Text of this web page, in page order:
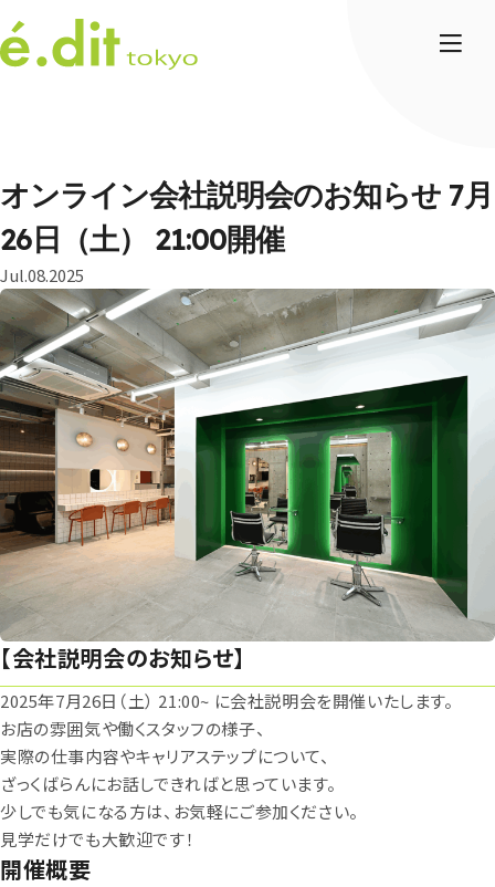
オンライン会社説明会のお知らせ 7月
26日（土） 21:00開催
Jul.08.2025
【会社説明会のお知らせ】
2025年7月26日（土） 21:00~ に会社説明会を開催いたします。
お店の雰囲気や働くスタッフの様子、
実際の仕事内容やキャリアステップについて、
ざっくばらんにお話しできればと思っています。
少しでも気になる方は、お気軽にご参加ください。
見学だけでも大歓迎です！
開催概要